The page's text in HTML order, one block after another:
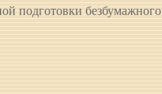
грн.подготовки